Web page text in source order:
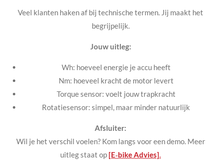
Veel klanten haken af bij technische termen. Jij maakt het
begrijpelijk.
Jouw uitleg:
Wh: hoeveel energie je accu heeft
Nm: hoeveel kracht de motor levert
Torque sensor: voelt jouw trapkracht
Rotatiesensor: simpel, maar minder natuurlijk
Afsluiter:
Wil je het verschil voelen? Kom langs voor een demo. Meer
uitleg staat op[E‑bike Advies].